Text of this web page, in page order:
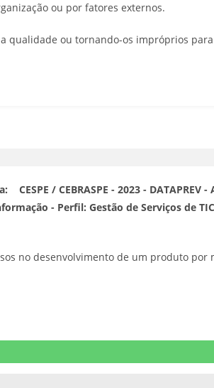
ou por fatores externos.
qualidade ou tornando-os impróprios
CESPE / CEBRASPE - 2023 -
- Perfil: Gestão de Serviços de
no desenvolvimento de um produto por